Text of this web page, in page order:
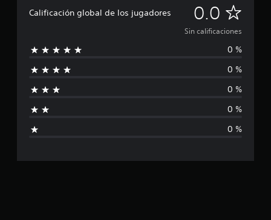
Calificación global de los jugadores 0.0 S
i
n
c
a
f
Sin calificaciones
0 %
0 %
0 %
0 %
0 %